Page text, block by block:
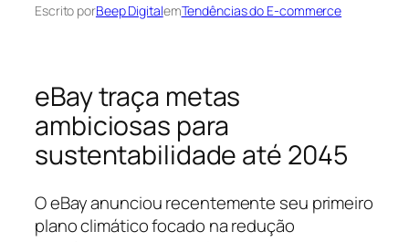
Escrito porBeep DigitalemTendências do E-commerce
eBay traça metas
ambiciosas para
sustentabilidade até 2045
O eBay anunciou recentemente seu primeiro
plano climático focado na redução